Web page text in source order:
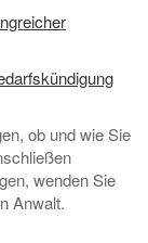
ob und wie Sie
wenden Sie
Anwalt.